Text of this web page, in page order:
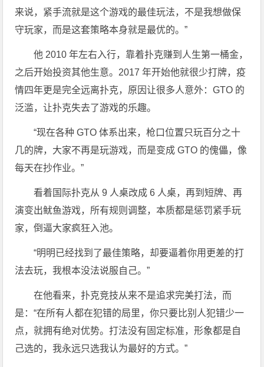
来说，紧手流就是这个游戏的最佳玩法，不是我想做保
守玩家，而是这套策略本身就是最优的。”
他 2010 年左右入行，靠着扑克赚到人生第一桶金，
之后开始投资其他生意。2017 年开始他就很少打牌，疫
情四年更是完全远离扑克，原因让很多人意外：GTO 的
泛滥，让扑克失去了游戏的乐趣。
“现在各种 GTO 体系出来，枪口位置只玩百分之十
几的牌，大家不再是玩游戏，而是变成 GTO 的傀儡，像
每天在抄作业。”
看着国际扑克从 9 人桌改成 6 人桌，再到短牌、再
演变出鱿鱼游戏，所有规则调整，本质都是惩罚紧手玩
家，倒逼大家疯狂入池。
“明明已经找到了最佳策略，却要逼着你用更差的打
法去玩，我根本没法说服自己。”
在他看来，扑克竞技从来不是追求完美打法，而
是：“在所有人都在犯错的局里，你只要比别人犯错少一
点，就拥有绝对优势。打法没有固定标准，形象都是自
己选的，我永远只选我认为最好的方式。”